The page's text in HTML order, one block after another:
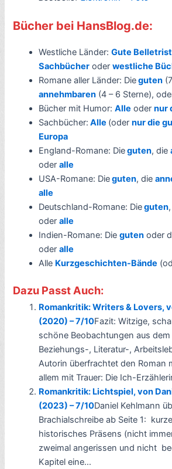
Bücher bei HansBlog.de:
Westliche Länder:Gute
Sachbücher oderwestliche
Romane aller Länder: Dieguten
annehmbaren (4 – 6 Sterne),
Bücher mit Humor:Alle odernur
Sachbücher: Alle (odernur die
Europa
England-Romane: Dieguten, die
oderalle
USA-Romane: Dieguten, die
alle
Deutschland-Romane: Dieguten
oderalle
Indien-Romane: Dieguten oder
oderalle
Alle Kurzgeschichten-Bände
Dazu Passt Auch:
Romankritik: Writers & Lovers,
(2020) – 7/10Fazit: Witzige,
schöne Beobachtungen aus
Beziehungs-, Literatur-,
Autorin überfrachtet den Roman
allem mit Trauer: Die Ich-
Romankritik: Lichtspiel, von
(2023) – 7/10Daniel Kehlmann
Brachialschreibe ab Seite 1:
historisches Präsens (nicht
zweimal angerissen und nicht
Kapitel eine...